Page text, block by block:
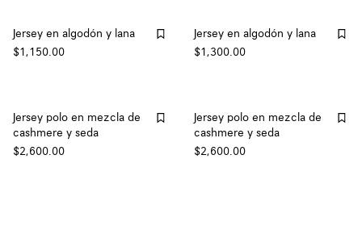
Jersey en algodón y lana
$1,150.00
Jersey en algodón y lana
$1,300.00
Jersey polo en mezcla de
cashmere y seda
$2,600.00
Jersey polo en mezcla de
cashmere y seda
$2,600.00